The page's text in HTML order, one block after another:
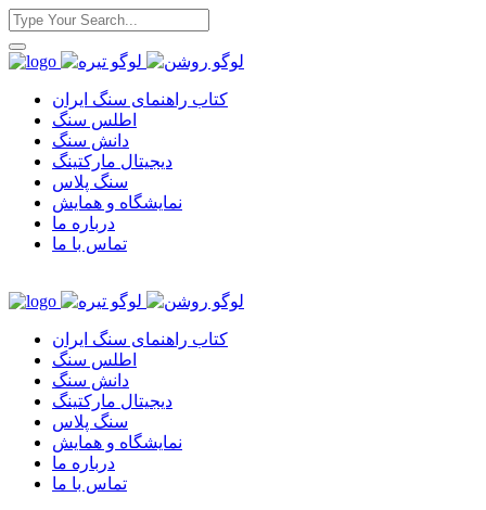
کتاب راهنمای سنگ ایران
اطلس سنگ
دانش سنگ
دیجیتال مارکتینگ
سنگ پلاس
نمایشگاه و همایش
درباره ما
تماس با ما
کتاب راهنمای سنگ ایران
اطلس سنگ
دانش سنگ
دیجیتال مارکتینگ
سنگ پلاس
نمایشگاه و همایش
درباره ما
تماس با ما